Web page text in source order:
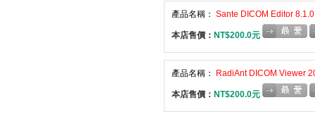
產品名稱： Sante DICOM Editor
本店售價： NT$200.0元
產品名稱： RadiAnt DICOM Viewer
本店售價： NT$200.0元